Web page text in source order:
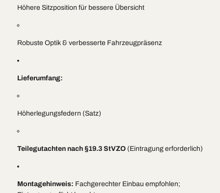
Höhere Sitzposition für bessere Übersicht
Robuste Optik & verbesserte Fahrzeugpräsenz
Lieferumfang:
Höherlegungsfedern (Satz)
Teilegutachten nach §19.3 StVZO (Eintragung erforderlich)
Montagehinweis: Fachgerechter Einbau empfohlen;